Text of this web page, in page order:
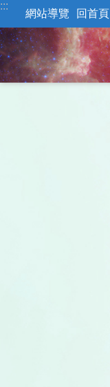
跳到主要內容區塊
:::
網站導覽 回首頁